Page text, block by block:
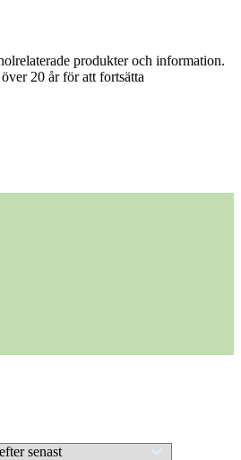
produkter och information.
20 år för att fortsätta